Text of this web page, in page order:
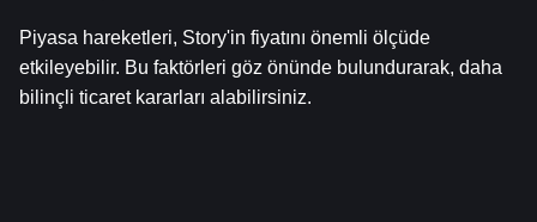
Piyasa hareketleri, Story'in fiyatını önemli ölçüde
etkileyebilir. Bu faktörleri göz önünde bulundurarak, daha
bilinçli ticaret kararları alabilirsiniz.